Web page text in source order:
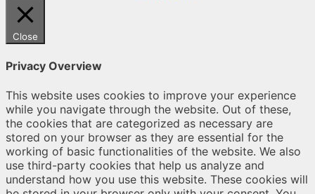
Close
Privacy Overview
This website uses cookies to improve your experience
while you navigate through the website. Out of these,
the cookies that are categorized as necessary are
stored on your browser as they are essential for the
working of basic functionalities of the website. We also
use third-party cookies that help us analyze and
understand how you use this website. These cookies will